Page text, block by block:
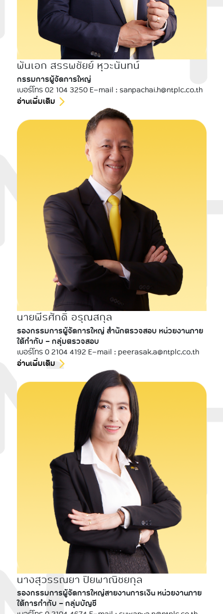
พันเอก สรรพชัยย์ หุวะนันทน์
กรรมการผู้จัดการใหญ่
เบอร์โทร 02 104 3250 E-mail : sanpachai.h@ntplc.co.th
อ่านเพิ่มเติม
นายพีรศักดิ์ อรุณสกุล
รองกรรมการผู้จัดการใหญ่ สำนักตรวจสอบ หน่วยงานภาย
ใต้กำกับ - กลุ่มตรวจสอบ
เบอร์โทร 0 2104 4192 E-mail : peerasak.a@ntplc.co.th
อ่านเพิ่มเติม
นางสุวรรณยา ปิยพาณิชยกุล
รองกรรมการผู้จัดการใหญ่สายงานการเงิน หน่วยงานภาย
ใต้การกำกับ - กลุ่มบัญชี